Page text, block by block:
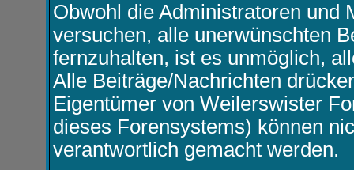
Obwohl die Administratoren und
versuchen, alle unerwünschten
fernzuhalten, ist es unmöglich,
Alle Beiträge/Nachrichten
Eigentümer von Weilerswister
dieses Forensystems) können
verantwortlich gemacht werden.